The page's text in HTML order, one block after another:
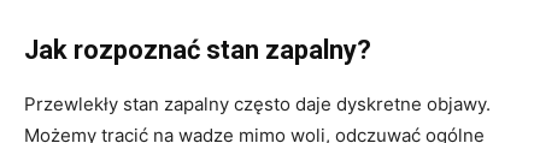
Jak rozpoznać stan zapalny?
Przewlekły stan zapalny często daje dyskretne objawy.
Możemy tracić na wadze mimo woli, odczuwać ogólne